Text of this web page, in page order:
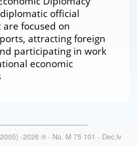
official
focused on
attracting foreign
participating in work
economic
-2026 ® - No. M 75 101 - Dec.lv